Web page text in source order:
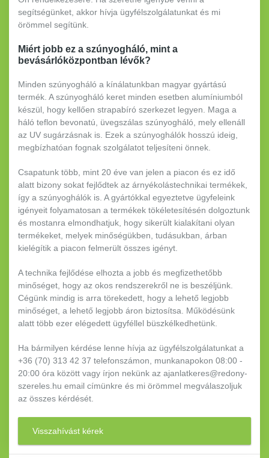
segítségünket, akkor hívja ügyfélszolgálatunkat és mi
örömmel segítünk.
Miért jobb ez a szúnyogháló, mint a
bevásárlóközpontban lévők?
Minden szúnyogháló a kínálatunkban magyar gyártású
termék. A szúnyogháló keret minden esetben alumíniumból
készül, hogy kellően strapabíró szerkezet legyen. Maga a
háló teflon bevonatú, üvegszálas szúnyogháló, mely ellenáll
az UV sugárzásnak is. Ezek a szúnyoghálók hosszú ideig,
megbízhatóan fognak szolgálatot teljesíteni önnek.
Csapatunk több, mint 20 éve van jelen a piacon és ez idő
alatt bizony sokat fejlődtek az árnyékolástechnikai termékek,
így a szúnyoghálók is. A gyártókkal egyeztetve ügyfeleink
igényeit folyamatosan a termékek tökéletesítésén dolgoztunk
és mostanra elmondhatjuk, hogy sikerült kialakítani olyan
termékeket, melyek minőségükben, tudásukban, árban
kielégítik a piacon felmerült összes igényt.
A technika fejlődése elhozta a jobb és megfizethetőbb
minőséget, hogy az okos rendszerekről ne is beszéljünk.
Cégünk mindig is arra törekedett, hogy a lehető legjobb
minőséget, a lehető legjobb áron biztosítsa. Működésünk
alatt több ezer elégedett ügyféllel büszkélkedhetünk.
Ha bármilyen kérdése lenne hívja az ügyfélszolgálatunkat a
+36 (70) 313 42 37 telefonszámon, munkanapokon 08:00 -
20:00 óra között vagy írjon nekünk az ajanlatkeres@redony-
szereles.hu email címünkre és mi örömmel megválaszoljuk
az összes kérdését.
Visszahívást kérek